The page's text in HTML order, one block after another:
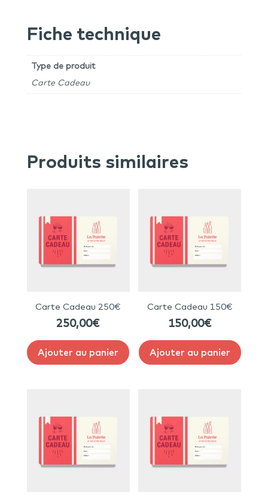
Fiche technique
Type de produit
Carte Cadeau
Produits similaires
Carte Cadeau 250€
250,00€
Ajouter au panier
Carte Cadeau 150€
150,00€
Ajouter au panier